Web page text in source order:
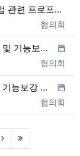
재단법인 남양주시복지재단 하반기 공모사업 관련 프로포절…
등록자
협의회
2022년 남양주시복지재단 하반기 프로그램 및 기능보강…
등록자
협의회
2022년 남양주시복지재단 우수프로그램 및 기능보강 공…
등록자
협의회